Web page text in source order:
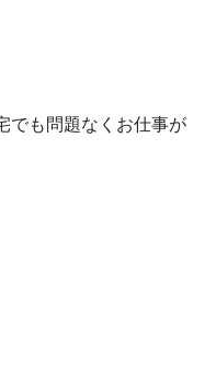
でも問題なくお仕事が